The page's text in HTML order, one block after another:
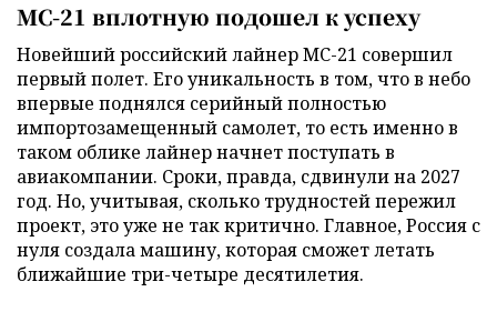
МС-21 вплотную подошел к успеху
Новейший российский лайнер МС-21 совершил
первый полет. Его уникальность в том, что в небо
впервые поднялся серийный полностью
импортозамещенный самолет, то есть именно в
таком облике лайнер начнет поступать в
авиакомпании. Сроки, правда, сдвинули на 2027
год. Но, учитывая, сколько трудностей пережил
проект, это уже не так критично. Главное, Россия с
нуля создала машину, которая сможет летать
ближайшие три-четыре десятилетия.